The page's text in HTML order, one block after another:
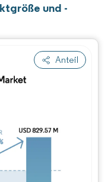
und -
Anteil